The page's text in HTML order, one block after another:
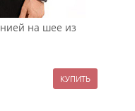
на шее из